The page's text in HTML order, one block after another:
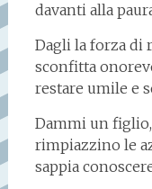
davanti alla
Dagli la forza di
sconfitta
restare umile e
Dammi un
rimpiazzino le
sappia